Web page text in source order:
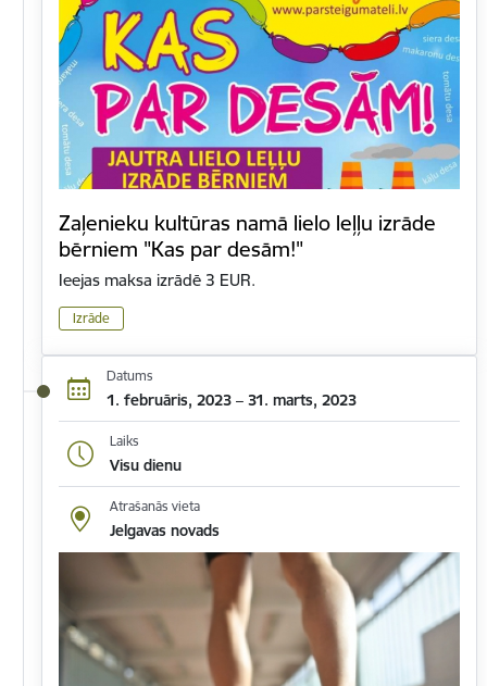
Zaļenieku kultūras namā lielo leļļu izrāde
bērniem "Kas par desām!"
Ieejas maksa izrādē 3 EUR.
Izrāde
Datums
1. februāris, 2023 – 31. marts, 2023
Laiks
Visu dienu
Atrašanās vieta
Jelgavas novads